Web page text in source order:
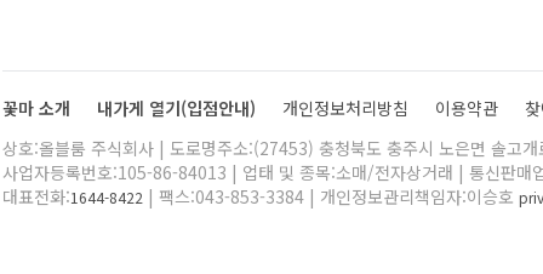
꽃마 소개 내가게 열기(입점안내) 개인정보처리방침 이용약관
상호:올블룸 주식회사 | 도로명주소:(27453) 충청북도 충주시 노은면 솔고
사업자등록번호:105-86-84013 | 업태 및 종목:소매/전자상거래 | 통신판매
대표전화:1644-8422 | 팩스:043-853-3384 | 개인정보관리책임자:이승호